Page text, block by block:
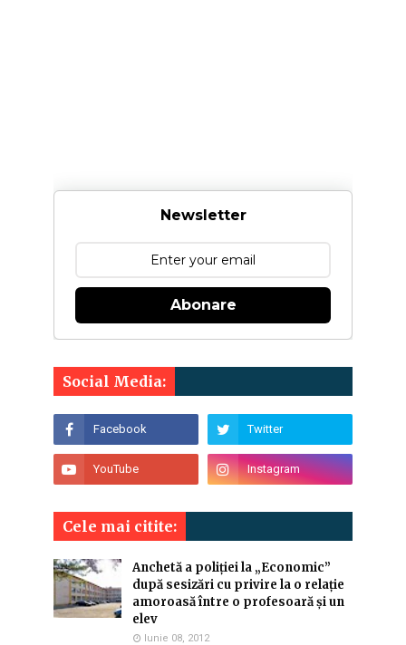
Newsletter
Abonare
Social Media:
Cele mai citite:
Anchetă a poliției la „Economic”
după sesizări cu privire la o relație
amoroasă între o profesoară și un
elev
Iunie 08, 2012